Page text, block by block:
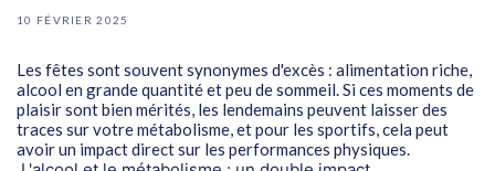
10 FÉVRIER 2025
Les fêtes sont souvent synonymes d'excès : alimentation riche,
alcool en grande quantité et peu de sommeil. Si ces moments de
plaisir sont bien mérités, les lendemains peuvent laisser des
traces sur votre métabolisme, et pour les sportifs, cela peut
avoir un impact direct sur les performances physiques.